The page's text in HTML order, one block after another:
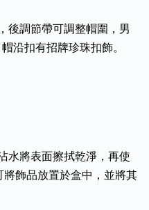
後調節帶可調整帽圍，男
沿扣有招牌珍珠扣飾。
水將表面擦拭乾淨，再使
飾品放置於盒中，並將其